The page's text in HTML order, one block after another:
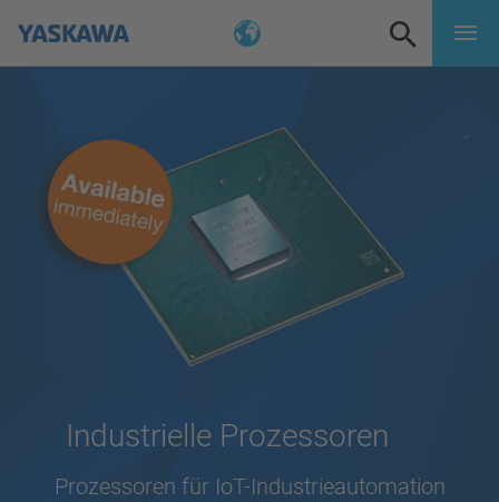
Industrielle Prozessoren
Prozessoren für IoT-Industrieautomation